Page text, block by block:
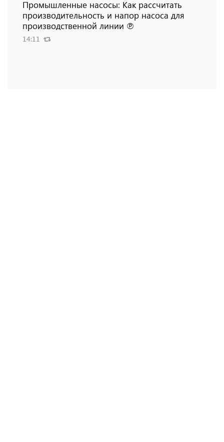
Промышленные насосы: Как рассчитать
производительность и напор насоса для
производственной линии ℗
14:11